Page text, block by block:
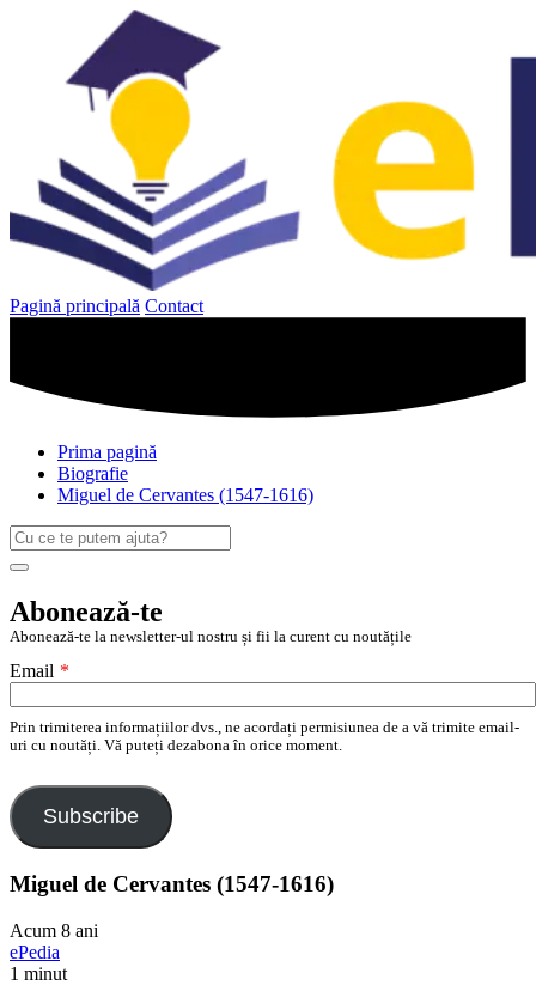
Pagină principală Contact
Prima pagină
Biografie
Miguel de Cervantes (1547-1616)
Caută
după:
Search
Abonează-te
Abonează-te la newsletter-ul nostru și fii la curent cu noutățile
Email *
Prin trimiterea informațiilor dvs., ne acordați permisiunea de a vă trimite email-
uri cu noutăți. Vă puteți dezabona în orice moment.
Subscribe
Miguel de Cervantes (1547-1616)
Acum 8 ani
ePedia
1 minut